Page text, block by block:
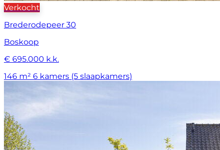
Verkocht
Brederodepeer 30
Boskoop
€ 695.000 k.k.
146 m² 6 kamers (5 slaapkamers)